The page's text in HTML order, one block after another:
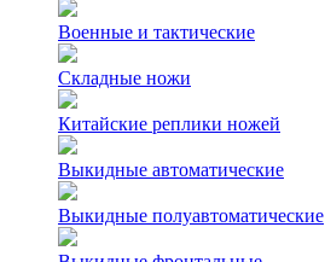
Военные и тактические
Складные ножи
Китайские реплики ножей
Выкидные автоматические
Выкидные полуавтоматические